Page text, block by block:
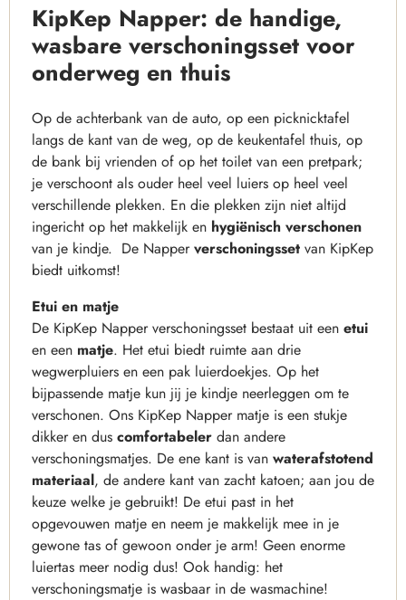
KipKep Napper: de handige,
wasbare verschoningsset voor
onderweg en thuis
Op de achterbank van de auto, op een picknicktafel
langs de kant van de weg, op de keukentafel thuis, op
de bank bij vrienden of op het toilet van een pretpark;
je verschoont als ouder heel veel luiers op heel veel
verschillende plekken. En die plekken zijn niet altijd
ingericht op het makkelijk en hygiënisch verschonen
van je kindje. De Napperverschoningsset van KipKep
biedt uitkomst!
Etui en matje
De KipKep Napper verschoningsset bestaat uit een etui
en een matje. Het etui biedt ruimte aan drie
wegwerpluiers en een pak luierdoekjes. Op het
bijpassende matje kun jij je kindje neerleggen om te
verschonen. Ons KipKep Napper matje is een stukje
dikker en dus comfortabeler dan andere
verschoningsmatjes. De ene kant is van waterafstotend
materiaal, de andere kant van zacht katoen; aan jou de
keuze welke je gebruikt! De etui past in het
opgevouwen matje en neem je makkelijk mee in je
gewone tas of gewoon onder je arm! Geen enorme
luiertas meer nodig dus! Ook handig: het
verschoningsmatje is wasbaar in de wasmachine!